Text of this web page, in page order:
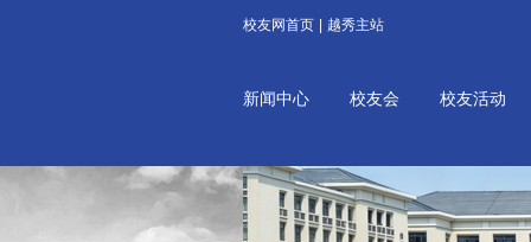
校友网首页 越秀主站
新闻中心 校友会 校友活动